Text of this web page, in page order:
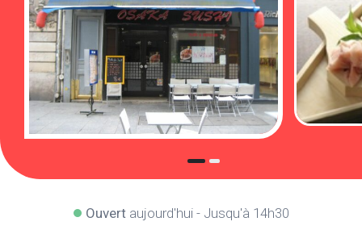
Ouvertaujourd'hui - Jusqu'à 14h30